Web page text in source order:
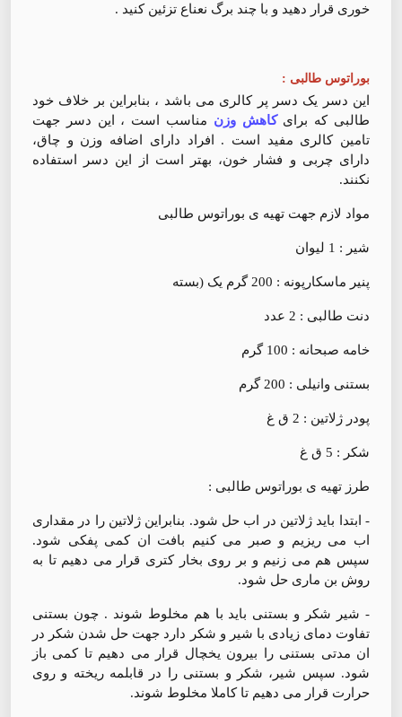
خوری قرار دهید و با چند برگ نعناع تزئین کنید .
بوراتوس طالبی :
این دسر یک دسر پر کالری می باشد ، بنابراین بر خلاف خود
طالبی که برای کاهش وزن مناسب است ، این دسر جهت
تامین کالری مفید است . افراد دارای اضافه وزن و چاق،
دارای چربی و فشار خون، بهتر است از این دسر استفاده
نکنند.
مواد لازم جهت تهیه ی بوراتوس طالبی
شیر : 1 لیوان
پنیر ماسکارپونه : 200 گرم یک (بسته
دنت طالبی : 2 عدد
خامه صبحانه : 100 گرم
بستنی وانیلی : 200 گرم
پودر ژلاتین : 2 ق غ
شکر : 5 ق غ
طرز تهیه ی بوراتوس طالبی :
- ابتدا باید ژلاتین در اب حل شود. بنابراین ژلاتین را در مقداری
اب می ریزیم و صبر می کنیم بافت ان کمی پفکی شود.
سپس هم می زنیم و بر روی بخار کتری قرار می دهیم تا به
روش بن ماری حل شود.
- شیر شکر و بستنی باید با هم مخلوط شوند . چون بستنی
تفاوت دمای زیادی با شیر و شکر دارد جهت حل شدن شکر در
ان مدتی بستنی را بیرون یخچال قرار می دهیم تا کمی باز
شود. سپس شیر، شکر و بستنی را در قابلمه ریخته و روی
حرارت قرار می دهیم تا کاملا مخلوط شوند.